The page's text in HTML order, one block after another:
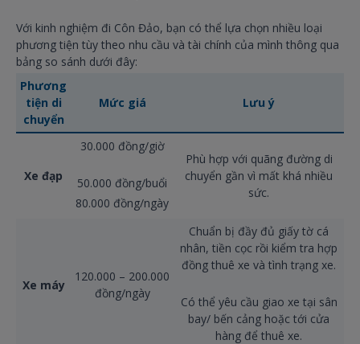
Với kinh nghiệm đi Côn Đảo, bạn có thể lựa chọn nhiều loại
phương tiện tùy theo nhu cầu và tài chính của mình thông qua
bảng so sánh dưới đây:
Phương
tiện di
chuyển
Mức giá Lưu ý
Xe đạp
30.000 đồng/giờ
50.000 đồng/buổi
80.000 đồng/ngày
Phù hợp với quãng đường di
chuyển gần vì mất khá nhiều
sức.
Xe máy
120.000 – 200.000
đồng/ngày
Chuẩn bị đầy đủ giấy tờ cá
nhân, tiền cọc rồi kiểm tra hợp
đồng thuê xe và tình trạng xe.
Có thể yêu cầu giao xe tại sân
bay/ bến cảng hoặc tới cửa
hàng để thuê xe.